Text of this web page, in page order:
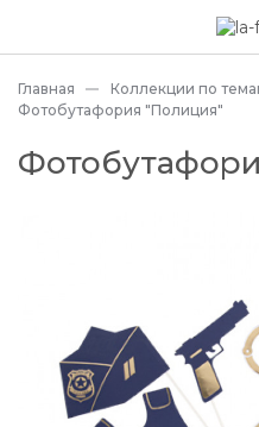
Главная Коллекции по
Фотобутафория "Полиция"